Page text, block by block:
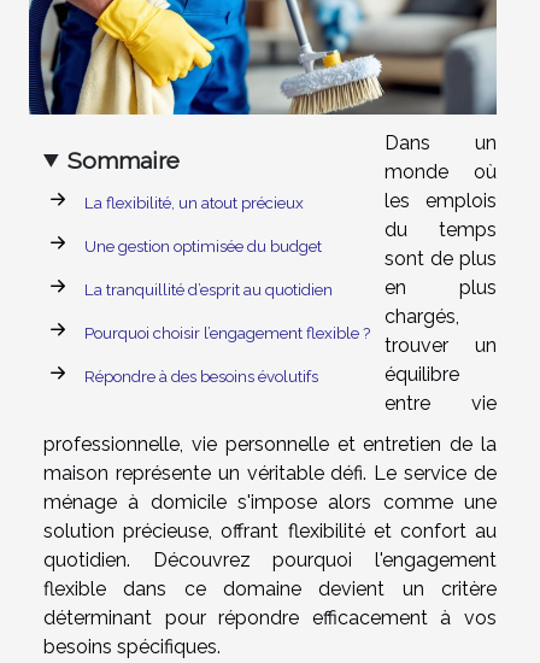
Sommaire
La flexibilité, un atout précieux
Une gestion optimisée du budget
La tranquillité d’esprit au quotidien
Pourquoi choisir l’engagement flexible ?
Répondre à des besoins évolutifs
Dans un
monde où
les emplois
du temps
sont de plus
en plus
chargés,
trouver un
équilibre
entre vie
professionnelle, vie personnelle et entretien de la
maison représente un véritable défi. Le service de
ménage à domicile s'impose alors comme une
solution précieuse, offrant flexibilité et confort au
quotidien. Découvrez pourquoi l'engagement
flexible dans ce domaine devient un critère
déterminant pour répondre efficacement à vos
besoins spécifiques.